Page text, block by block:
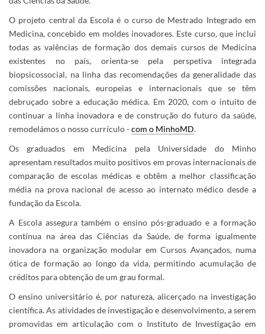
O projeto central da Escola é o curso de Mestrado Integrado em
Medicina, concebido em moldes inovadores. Este curso, que inclui
todas as valências de formação dos demais cursos de Medicina
existentes no país, orienta-se pela perspetiva integrada
biopsicossocial, na linha das recomendações da generalidade das
comissões nacionais, europeias e internacionais que se têm
debruçado sobre a educação médica. Em 2020, com o intuito de
continuar a linha inovadora e de construção do futuro da saúde,
remodelámos o nosso currículo -com o MinhoMD.
Os graduados em Medicina pela Universidade do Minho
apresentam resultados muito positivos em provas internacionais de
comparação de escolas médicas e obtêm a melhor classificação
média na prova nacional de acesso ao internato médico desde a
fundação da Escola.
A Escola assegura também o ensino pós-graduado e a formação
contínua na área das Ciências da Saúde, de forma igualmente
inovadora na organização modular em Cursos Avançados, numa
ótica de formação ao longo da vida, permitindo acumulação de
créditos para obtenção de um grau formal.
O ensino universitário é, por natureza, alicerçado na investigação
científica. As atividades de investigação e desenvolvimento, a serem
promovidas em articulação com o Instituto de Investigação em